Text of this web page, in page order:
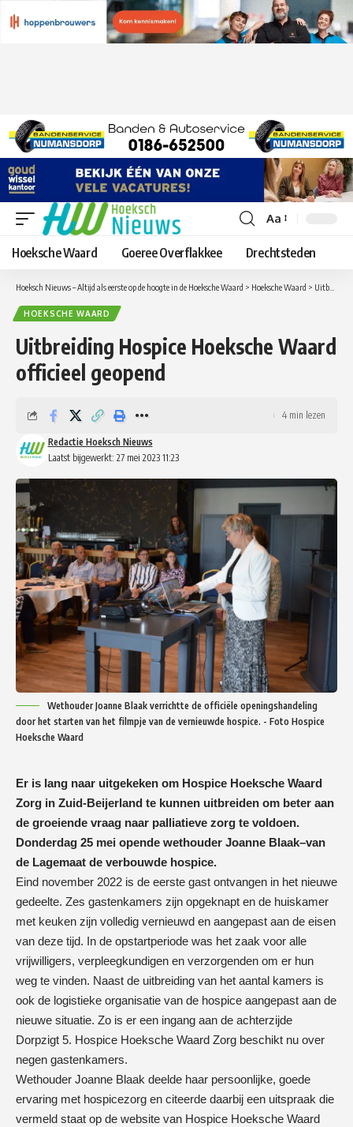
Lettergrootte
aanpassen
Aa
Hoeksche Waard Goeree Overflakkee Drechtsteden
Hoeksch Nieuws – Altijd als eerste op de hoogte in de Hoeksche Waard > Hoeksche Waard > Uitbreiding Hospice Hoeksche Waard officieel geopend
HOEKSCHE WAARD
Uitbreiding Hospice Hoeksche Waard
officieel geopend
Laatst bijgewerkt: 27 mei 2023 11:23
Redactie Hoeksch Nieuws
4 min lezen
Wethouder Joanne Blaak verrichtte de officiële openingshandeling
door het starten van het filmpje van de vernieuwde hospice. - Foto Hospice
Hoeksche Waard
Er is lang naar uitgekeken om Hospice Hoeksche Waard
Zorg in Zuid-Beijerland te kunnen uitbreiden om beter aan
de groeiende vraag naar palliatieve zorg te voldoen.
Donderdag 25 mei opende wethouder Joanne Blaak–van
de Lagemaat de verbouwde hospice.
Eind november 2022 is de eerste gast ontvangen in het nieuwe
gedeelte. Zes gastenkamers zijn opgeknapt en de huiskamer
met keuken zijn volledig vernieuwd en aangepast aan de eisen
van deze tijd. In de opstartperiode was het zaak voor alle
vrijwilligers, verpleegkundigen en verzorgenden om er hun
weg te vinden. Naast de uitbreiding van het aantal kamers is
ook de logistieke organisatie van de hospice aangepast aan de
nieuwe situatie. Zo is er een ingang aan de achterzijde
Dorpzigt 5. Hospice Hoeksche Waard Zorg beschikt nu over
negen gastenkamers.
Wethouder Joanne Blaak deelde haar persoonlijke, goede
ervaring met hospicezorg en citeerde daarbij een uitspraak die
vermeld staat op de website van Hospice Hoeksche Waard